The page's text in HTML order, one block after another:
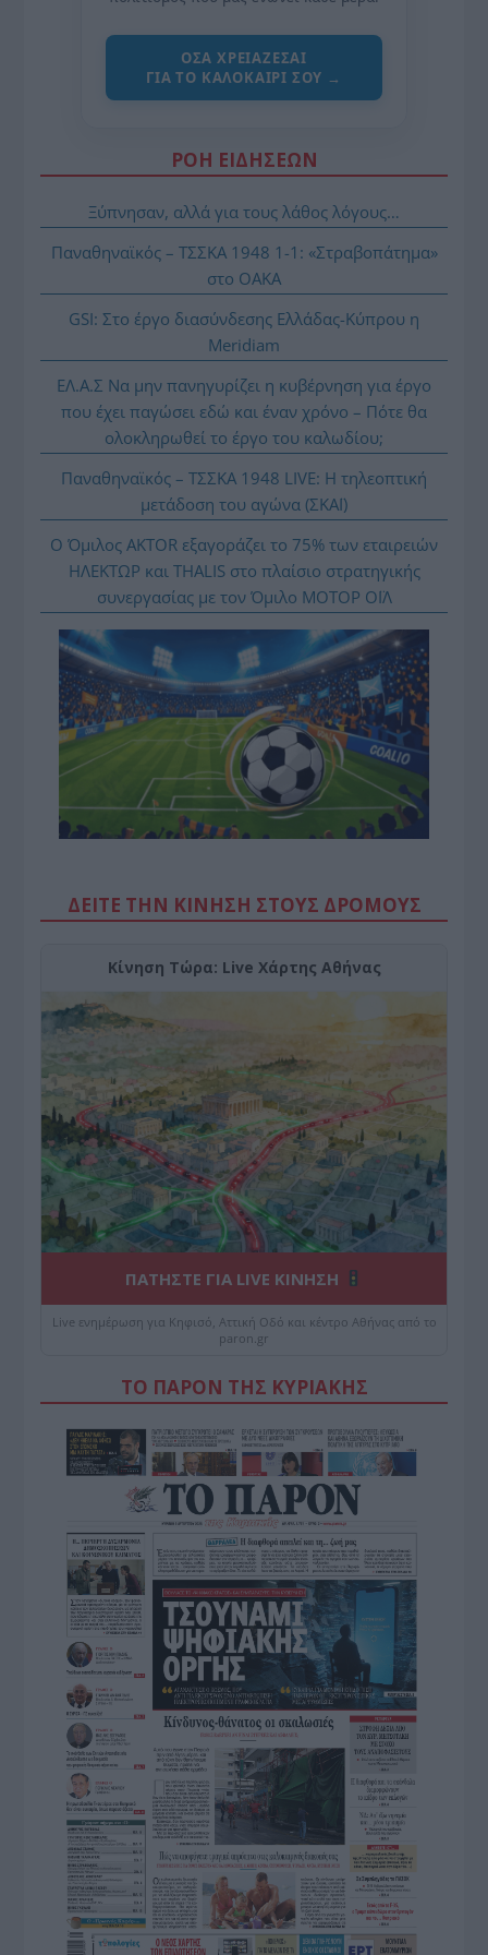
ΌΣΑ ΧΡΕΙΆΖΕΣΑΙ
ΓΙΑ ΤΟ ΚΑΛΟΚΑΊΡΙ ΣΟΥ →
ΡΟΗ ΕΙΔΗΣΕΩΝ
Ξύπνησαν, αλλά για τους λάθος λόγους…
Παναθηναϊκός – ΤΣΣΚΑ 1948 1-1: «Στραβοπάτημα»
στο ΟΑΚΑ
GSI: Στο έργο διασύνδεσης Ελλάδας-Κύπρου η
Meridiam
ΕΛ.Α.Σ Να μην πανηγυρίζει η κυβέρνηση για έργο
που έχει παγώσει εδώ και έναν χρόνο – Πότε θα
ολοκληρωθεί το έργο του καλωδίου;
Παναθηναϊκός – ΤΣΣΚΑ 1948 LIVE: Η τηλεοπτική
μετάδοση του αγώνα (ΣΚΑΪ)
Ο Όμιλος AKTOR εξαγοράζει το 75% των εταιρειών
ΗΛΕΚΤΩΡ και THALIS στο πλαίσιο στρατηγικής
συνεργασίας με τον Όμιλο ΜΟΤΟΡ ΟΪΛ
ΔΕΙΤΕ ΤΗΝ ΚΙΝΗΣΗ ΣΤΟΥΣ ΔΡΌΜΟΥΣ
Κίνηση Τώρα: Live Χάρτης Αθήνας
ΠΑΤΗΣΤΕ ΓΙΑ LIVE ΚΙΝΗΣΗ
Live ενημέρωση για Κηφισό, Αττική Οδό και κέντρο Αθήνας από το
paron.gr
ΤΟ ΠΑΡΟΝ ΤΗΣ ΚΥΡΙΑΚΗΣ